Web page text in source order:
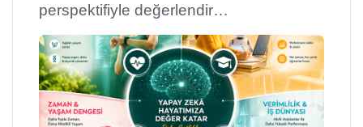
perspektifiyle değerlendir…